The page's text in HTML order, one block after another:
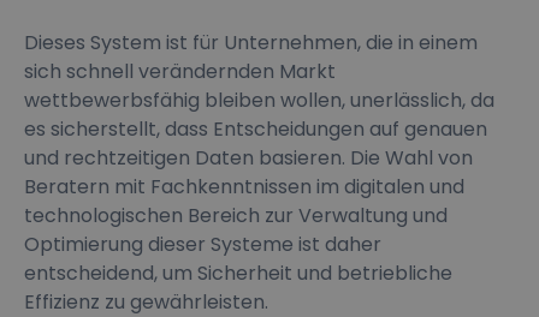
Dieses System ist für Unternehmen, die in einem
sich schnell verändernden Markt
wettbewerbsfähig bleiben wollen, unerlässlich, da
es sicherstellt, dass Entscheidungen auf genauen
und rechtzeitigen Daten basieren. Die Wahl von
Beratern mit Fachkenntnissen im digitalen und
technologischen Bereich zur Verwaltung und
Optimierung dieser Systeme ist daher
entscheidend, um Sicherheit und betriebliche
Effizienz zu gewährleisten.